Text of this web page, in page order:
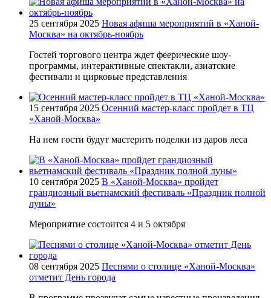
25 сентября 2025 Новая афиша мероприятий в «Ханой-
Москва» на октябрь-ноябрь
Гостей торгового центра ждет феерические шоу-
программы, интерактивные спектакли, азиатские
фестивали и цирковые представления
15 сентября 2025 Осенний мастер-класс пройдет в ТЦ
«Ханой-Москва»
На нем гости будут мастерить поделки из даров леса
10 сентября 2025 В «Ханой-Москва» пройдет
грандиозный вьетнамский фестиваль «Праздник полной
луны»
Мероприятие состоится 4 и 5 октября
08 сентября 2025 Песнями о столице «Ханой-Москва»
отметит День города